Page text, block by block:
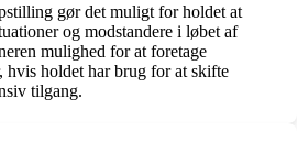
gør det muligt for holdet at
og modstandere i løbet af
mulighed for at foretage
hvis holdet har brug for at skifte
tilgang.